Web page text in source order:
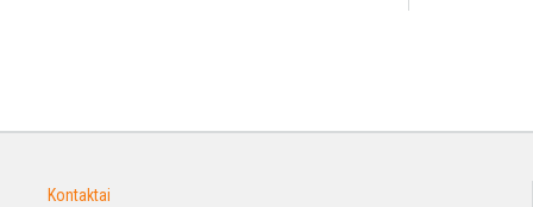
Kontaktai